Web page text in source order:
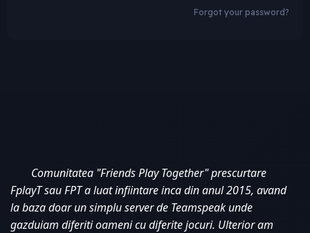
Forgot your password?
Comunitatea "Friends Play Together" prescurtare
FplayT sau FPT a luat infiintare inca din anul 2015, avand
la baza doar un simplu server de Teamspeak unde
gazduiam diferiti oameni cu diferite jocuri. Ulterior am